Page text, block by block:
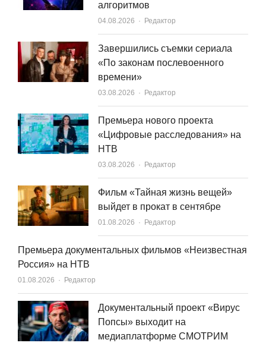
алгоритмов
04.08.2026 Author
Редактор
Завершились съемки сериала
«По законам послевоенного
времени»
03.08.2026 Author
Редактор
Премьера нового проекта
«Цифровые расследования» на
НТВ
03.08.2026 Author
Редактор
Фильм «Тайная жизнь вещей»
выйдет в прокат в сентябре
01.08.2026 Author
Редактор
Премьера документальных фильмов «Неизвестная
Россия» на НТВ
01.08.2026 Author
Редактор
Документальный проект «Вирус
Попсы» выходит на
медиаплатформе СМОТРИМ